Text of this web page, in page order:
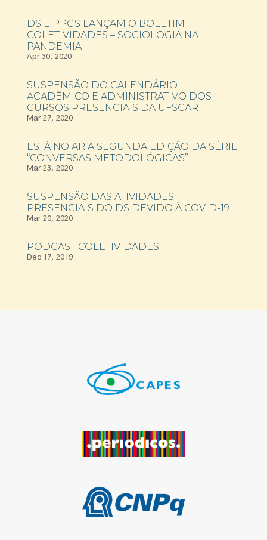
DS E PPGS LANÇAM O BOLETIM
COLETIVIDADES – SOCIOLOGIA NA
PANDEMIA
Apr 30, 2020
SUSPENSÃO DO CALENDÁRIO
ACADÊMICO E ADMINISTRATIVO DOS
CURSOS PRESENCIAIS DA UFSCAR
Mar 27, 2020
ESTÁ NO AR A SEGUNDA EDIÇÃO DA SÉRIE
“CONVERSAS METODOLÓGICAS”
Mar 23, 2020
SUSPENSÃO DAS ATIVIDADES
PRESENCIAIS DO DS DEVIDO À COVID-19
Mar 20, 2020
PODCAST COLETIVIDADES
Dec 17, 2019